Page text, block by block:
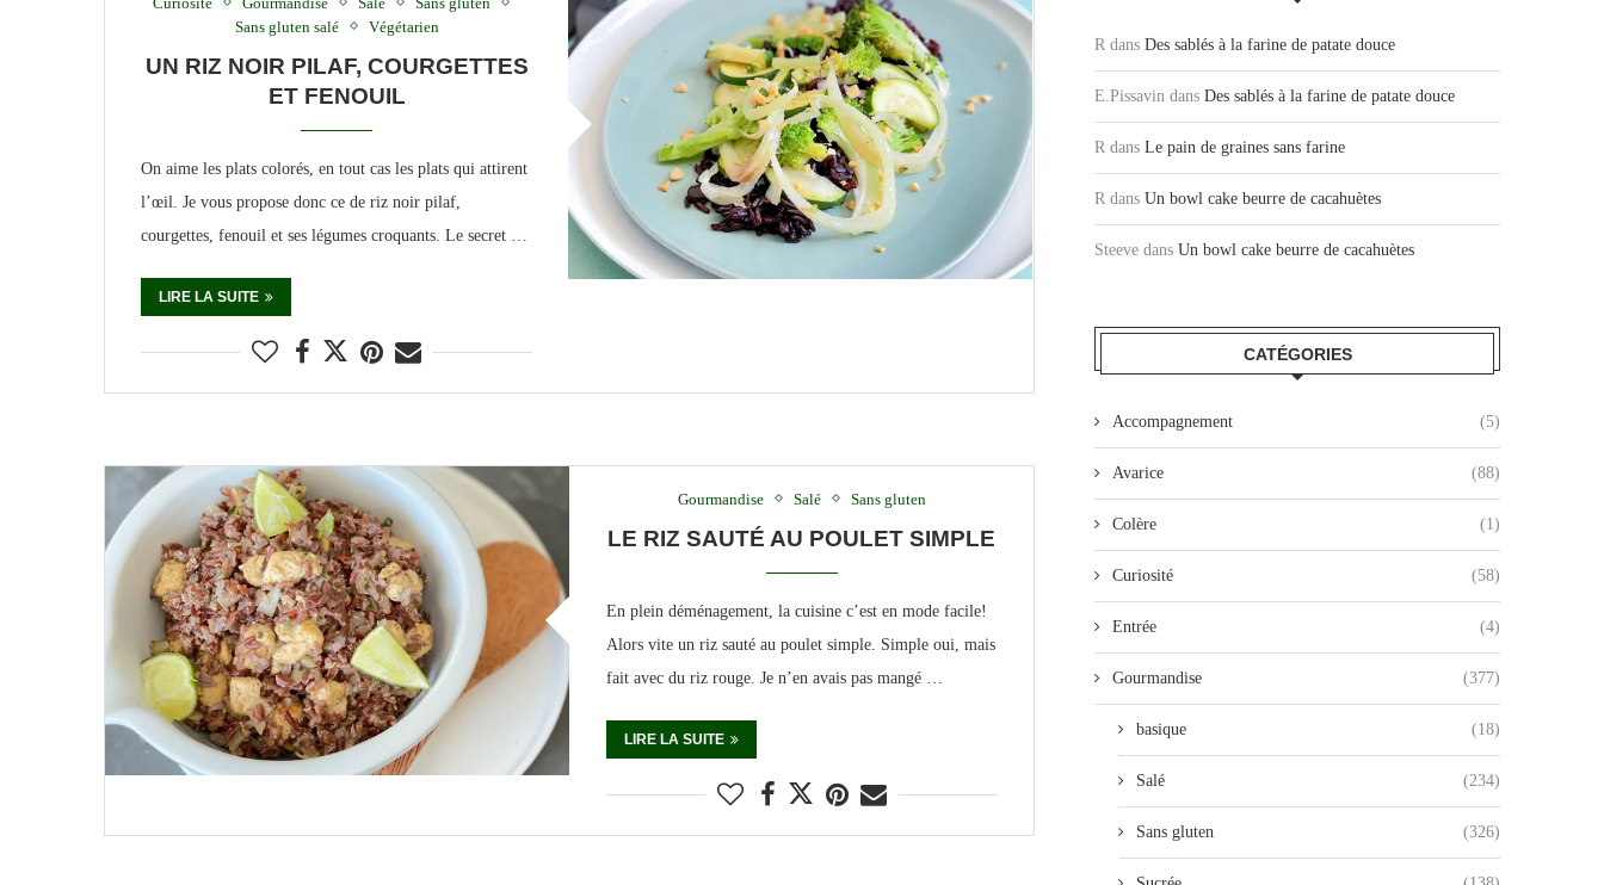
Sans gluten salé
Végétarien
UN RIZ NOIR PILAF, COURGETTES
ET FENOUIL
On aime les plats colorés, en tout cas les plats qui attirent
l’œil. Je vous propose donc ce de riz noir pilaf,
courgettes, fenouil et ses légumes croquants. Le secret …
LIRE LA SUITE
Gourmandise Salé Sans gluten
LE RIZ SAUTÉ AU POULET SIMPLE
En plein déménagement, la cuisine c’est en mode facile!
Alors vite un riz sauté au poulet simple. Simple oui, mais
fait avec du riz rouge. Je n’en avais pas mangé …
LIRE LA SUITE
R dans Des sablés à la farine de patate douce
E.Pissavin dans Des sablés à la farine de patate douce
R dans Le pain de graines sans farine
R dans Un bowl cake beurre de cacahuètes
Steeve dans Un bowl cake beurre de cacahuètes
CATÉGORIES
Accompagnement (5)
Avarice (88)
Colère (1)
Curiosité (58)
Entrée (4)
Gourmandise (377)
basique (18)
Salé (234)
Sans gluten (326)